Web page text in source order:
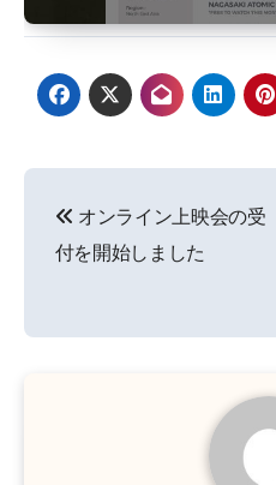
稿
ビ
オンライン上映会の受
付を開始しました